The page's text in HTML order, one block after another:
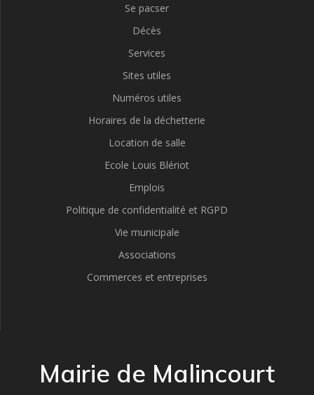
Se pacser
Décès
Services
Sites utiles
Numéros utiles
Horaires de la déchetterie
Location de salle
Ecole Louis Blériot
Emplois
Politique de confidentialité et RGPD
Vie municipale
Associations
Commerces et entreprises
Mairie de Malincourt